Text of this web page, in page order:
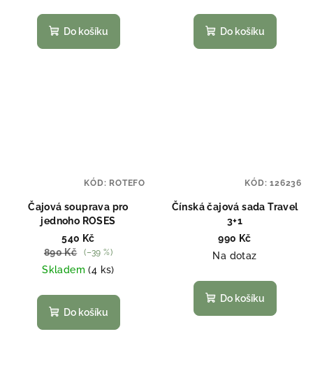
Do košíku Do košíku
Čajová souprava pro
jednoho ROSES
540 Kč
890 Kč
(–39 %)
Skladem(4 ks)
Do košíku
KÓD: ROTEFO
Čínská čajová sada Travel
3+1
990 Kč
Na dotaz
Do košíku
KÓD:126236